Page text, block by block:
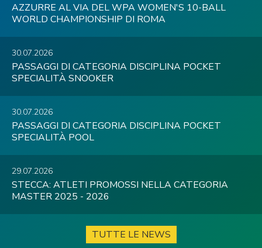
AZZURRE AL VIA DEL WPA WOMEN'S 10-BALL
WORLD CHAMPIONSHIP DI ROMA
30.07.2026
PASSAGGI DI CATEGORIA DISCIPLINA POCKET
SPECIALITÀ SNOOKER
30.07.2026
PASSAGGI DI CATEGORIA DISCIPLINA POCKET
SPECIALITÀ POOL
29.07.2026
STECCA: ATLETI PROMOSSI NELLA CATEGORIA
MASTER 2025 - 2026
TUTTE LE NEWS